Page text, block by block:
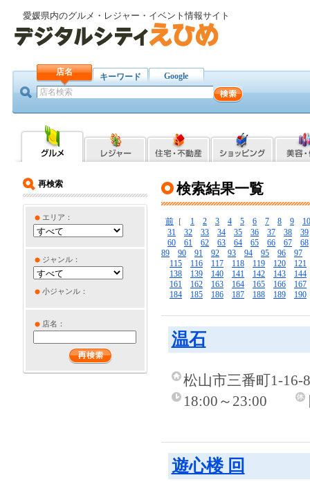
愛媛県内のグルメ・レジャー・イベント情報サイト
店名 キーワード Google
再検索
エリア：
ジャンル：
小ジャンル：
店名：
検索結果一覧
前 ［ 1 2 3 4 5 6 7 8 9
10
31
32 33 34 35 36 37 38
39
60
61 62 63 64 65 66 67
68
89
90 91 92 93 94 95 96
97
115
116 117 118 119 120
121
138
139 140 141 142 143
144
161
162 163 164 165 166
167
184
185 186 187 188 189 190
温石
松山市三番町1-16-
18:00～23:00
遊心楼 回